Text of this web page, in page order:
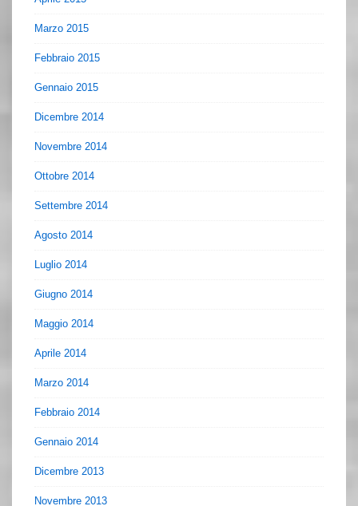
Marzo 2015
Febbraio 2015
Gennaio 2015
Dicembre 2014
Novembre 2014
Ottobre 2014
Settembre 2014
Agosto 2014
Luglio 2014
Giugno 2014
Maggio 2014
Aprile 2014
Marzo 2014
Febbraio 2014
Gennaio 2014
Dicembre 2013
Novembre 2013